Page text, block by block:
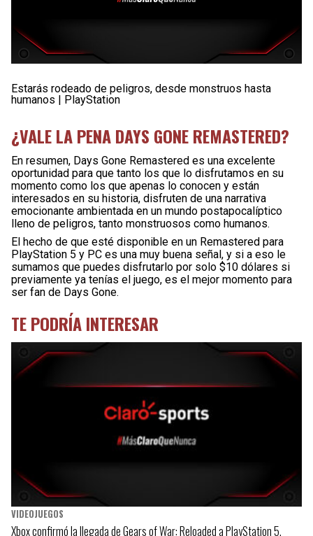
Estarás rodeado de peligros, desde monstruos hasta
humanos | PlayStation
¿VALE LA PENA DAYS GONE REMASTERED?
En resumen, Days Gone Remastered es una excelente
oportunidad para que tanto los que lo disfrutamos en su
momento como los que apenas lo conocen y están
interesados en su historia, disfruten de una narrativa
emocionante ambientada en un mundo postapocalíptico
lleno de peligros, tanto monstruosos como humanos.
El hecho de que esté disponible en un Remastered para
PlayStation 5 y PC es una muy buena señal, y si a eso le
sumamos que puedes disfrutarlo por solo $10 dólares si
previamente ya tenías el juego, es el mejor momento para
ser fan de Days Gone.
TE PODRÍA INTERESAR
VIDEOJUEGOS
Xbox confirmó la llegada de Gears of War: Reloaded a PlayStation 5,